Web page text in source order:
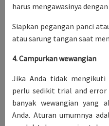
harus mengawasinya
Siapkan pegangan panci
atau sarung tangan saat
4. Campurkan wewangian
Jika Anda tidak
perlu sedikit trial and error
banyak wewangian yang
Anda. Aturan umumnya